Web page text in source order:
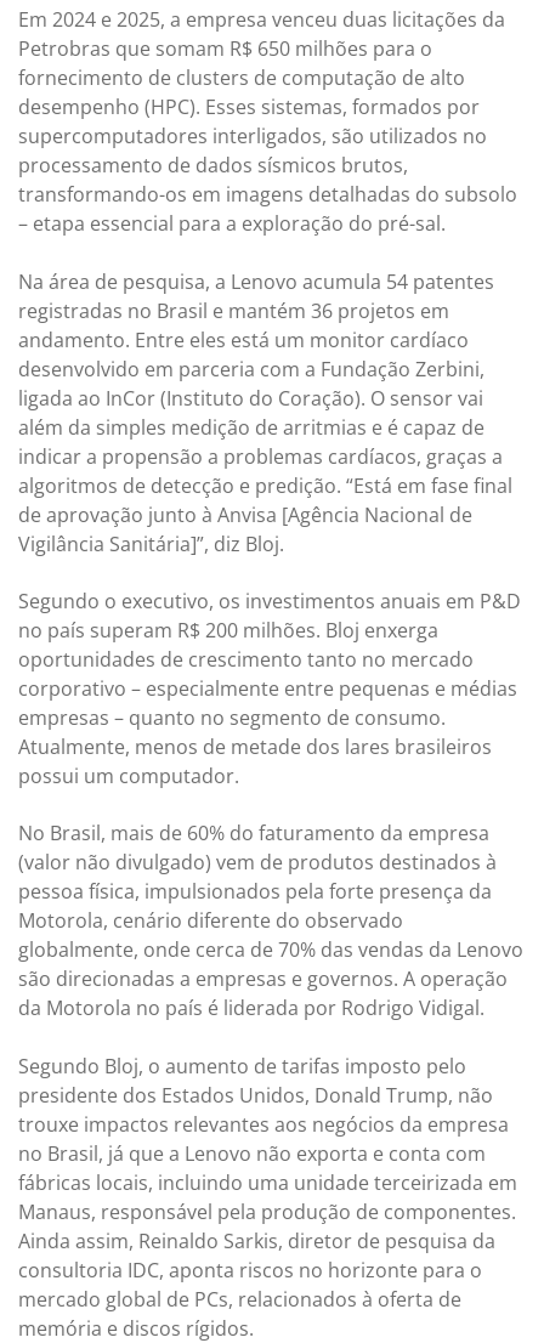
Em 2024 e 2025, a empresa venceu duas licitações da
Petrobras que somam R$ 650 milhões para o
fornecimento de clusters de computação de alto
desempenho (HPC). Esses sistemas, formados por
supercomputadores interligados, são utilizados no
processamento de dados sísmicos brutos,
transformando-os em imagens detalhadas do subsolo
– etapa essencial para a exploração do pré-sal.
Na área de pesquisa, a Lenovo acumula 54 patentes
registradas no Brasil e mantém 36 projetos em
andamento. Entre eles está um monitor cardíaco
desenvolvido em parceria com a Fundação Zerbini,
ligada ao InCor (Instituto do Coração). O sensor vai
além da simples medição de arritmias e é capaz de
indicar a propensão a problemas cardíacos, graças a
algoritmos de detecção e predição. “Está em fase final
de aprovação junto à Anvisa [Agência Nacional de
Vigilância Sanitária]”, diz Bloj.
Segundo o executivo, os investimentos anuais em P&D
no país superam R$ 200 milhões. Bloj enxerga
oportunidades de crescimento tanto no mercado
corporativo – especialmente entre pequenas e médias
empresas – quanto no segmento de consumo.
Atualmente, menos de metade dos lares brasileiros
possui um computador.
No Brasil, mais de 60% do faturamento da empresa
(valor não divulgado) vem de produtos destinados à
pessoa física, impulsionados pela forte presença da
Motorola, cenário diferente do observado
globalmente, onde cerca de 70% das vendas da Lenovo
são direcionadas a empresas e governos. A operação
da Motorola no país é liderada por Rodrigo Vidigal.
Segundo Bloj, o aumento de tarifas imposto pelo
presidente dos Estados Unidos, Donald Trump, não
trouxe impactos relevantes aos negócios da empresa
no Brasil, já que a Lenovo não exporta e conta com
fábricas locais, incluindo uma unidade terceirizada em
Manaus, responsável pela produção de componentes.
Ainda assim, Reinaldo Sarkis, diretor de pesquisa da
consultoria IDC, aponta riscos no horizonte para o
mercado global de PCs, relacionados à oferta de
memória e discos rígidos.